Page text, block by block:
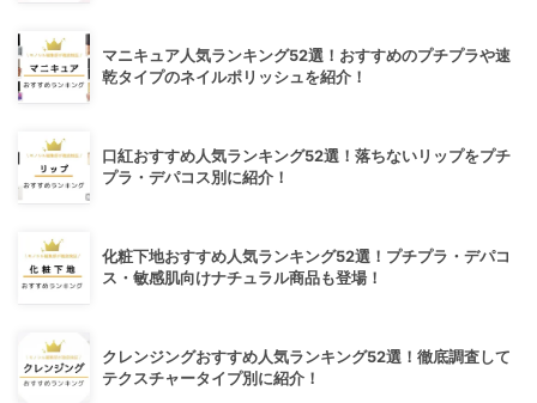
マニキュア人気ランキング52選！おすすめのプチプラや速
乾タイプのネイルポリッシュを紹介！
口紅おすすめ人気ランキング52選！落ちないリップをプチ
プラ・デパコス別に紹介！
化粧下地おすすめ人気ランキング52選！プチプラ・デパコ
ス・敏感肌向けナチュラル商品も登場！
クレンジングおすすめ人気ランキング52選！徹底調査して
テクスチャータイプ別に紹介！